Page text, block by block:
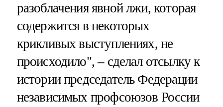
разоблачения явной лжи, которая
содержится в некоторых
крикливых выступлениях, не
происходило", – сделал отсылку к
истории председатель Федерации
независимых профсоюзов России